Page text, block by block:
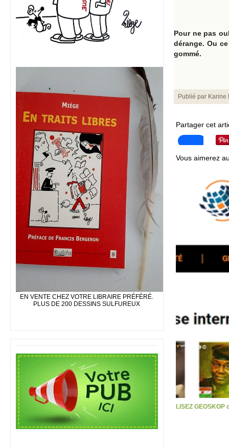
EN VENTE CHEZ VOTRE LIBRAIRE PRÉFÉRÉ.
PLUS DE 200 DESSINS SULFUREUX
Pour ne pas
dérange. Ou
gommé.
Publié par Karine
Partager cet
Vous aimerez
LISEZ GEOSKOP